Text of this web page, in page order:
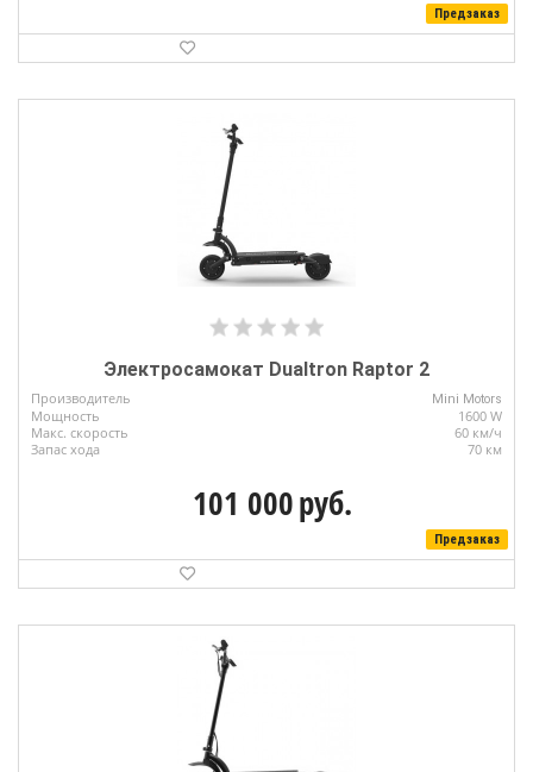
Предзаказ
Электросамокат Dualtron Raptor 2
Производитель Mini Motors
Мощность
1600 W
Макс. скорость
60 км/ч
Запас хода
70 км
101 000руб.
Предзаказ